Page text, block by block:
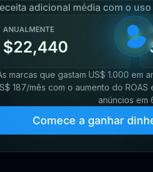
adicional média com o
ANUALMENTE
$22,440
marcas que gastam US$ 1.000 em
187/mês com o aumento do
anúncios em
Comece a ganhar